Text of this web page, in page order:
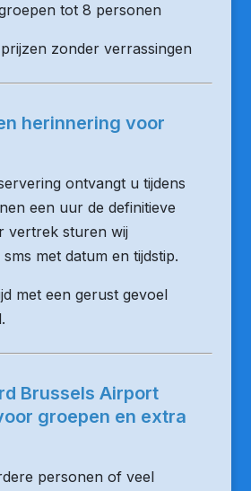
tot 8 personen
zonder verrassingen
herinnering voor
ontvangt u tijdens
een uur de definitieve
vertrek sturen wij
met datum en tijdstip.
met een gerust gevoel
Brussels Airport
groepen en extra
personen of veel